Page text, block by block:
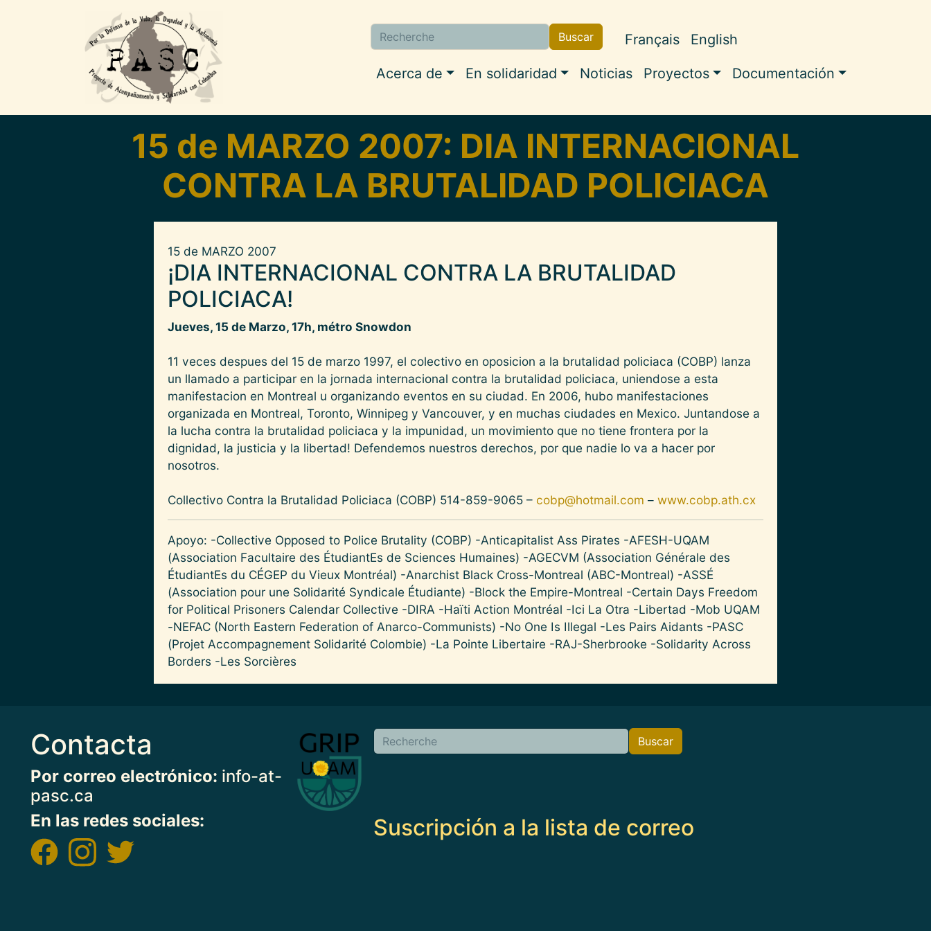
Navigation principale
Acerca de En solidaridad Noticias Proyectos Documentación
Buscar Buscar Français English
15 de MARZO 2007: DIA INTERNACIONAL
CONTRA LA BRUTALIDAD POLICIACA
15 de MARZO 2007
¡DIA INTERNACIONAL CONTRA LA BRUTALIDAD
POLICIACA!
Jueves, 15 de Marzo, 17h, métro Snowdon
11 veces despues del 15 de marzo 1997, el colectivo en oposicion a la brutalidad policiaca (COBP) lanza
un llamado a participar en la jornada internacional contra la brutalidad policiaca, uniendose a esta
manifestacion en Montreal u organizando eventos en su ciudad. En 2006, hubo manifestaciones
organizada en Montreal, Toronto, Winnipeg y Vancouver, y en muchas ciudades en Mexico. Juntandose a
la lucha contra la brutalidad policiaca y la impunidad, un movimiento que no tiene frontera por la
dignidad, la justicia y la libertad! Defendemos nuestros derechos, por que nadie lo va a hacer por
nosotros.
Collectivo Contra la Brutalidad Policiaca (COBP) 514-859-9065 – cobp@hotmail.com – www.cobp.ath.cx
Apoyo: -Collective Opposed to Police Brutality (COBP) -Anticapitalist Ass Pirates -AFESH-UQAM
(Association Facultaire des ÉtudiantEs de Sciences Humaines) -AGECVM (Association Générale des
ÉtudiantEs du CÉGEP du Vieux Montréal) -Anarchist Black Cross-Montreal (ABC-Montreal) -ASSÉ
(Association pour une Solidarité Syndicale Étudiante) -Block the Empire-Montreal -Certain Days Freedom
for Political Prisoners Calendar Collective -DIRA -Haïti Action Montréal -Ici La Otra -Libertad -Mob UQAM
-NEFAC (North Eastern Federation of Anarco-Communists) -No One Is Illegal -Les Pairs Aidants -PASC
(Projet Accompagnement Solidarité Colombie) -La Pointe Libertaire -RAJ-Sherbrooke -Solidarity Across
Borders -Les Sorcières
Contacta
Por correo electrónico: info-at-
pasc.ca
En las redes sociales:
Imagen Buscar Buscar
Suscripción a la lista de correo